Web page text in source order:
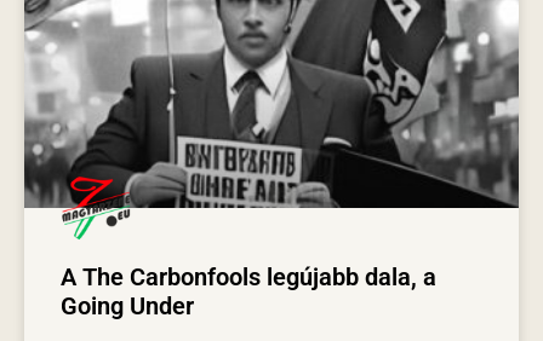
A The Carbonfools legújabb dala, a
Going Under